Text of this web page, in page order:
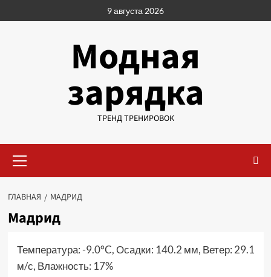
к
9 августа 2026
Модная
зарядка
ТРЕНД ТРЕНИРОВОК
меню
ГЛАВНАЯ МАДРИД
Мадрид
Температура: -9.0°C, Осадки: 140.2 мм, Ветер: 29.1
м/с, Влажность: 17%